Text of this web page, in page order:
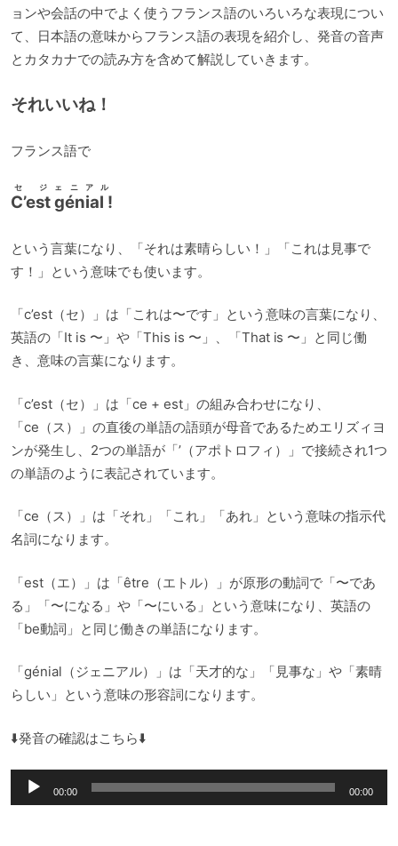
ョンや会話の中でよく使うフランス語のいろいろな表現につい
て、日本語の意味からフランス語の表現を紹介し、発音の音声
とカタカナでの読み方を含めて解説していきます。
それいいね！
フランス語で
C’est génial !
セ ジェニアル
という言葉になり、「それは素晴らしい！」「これは見事で
す！」という意味でも使います。
「c’est（セ）」は「これは〜です」という意味の言葉になり、
英語の「It is 〜」や「This is 〜」、「That is 〜」と同じ働
き、意味の言葉になります。
「c’est（セ）」は「ce + est」の組み合わせになり、
「ce（ス）」の直後の単語の語頭が母音であるためエリズィヨ
ンが発生し、2つの単語が「’（アポトロフィ）」で接続され1つ
の単語のように表記されています。
「ce（ス）」は「それ」「これ」「あれ」という意味の指示代
名詞になります。
「est（エ）」は「être（エトル）」が原形の動詞で「〜であ
る」「〜になる」や「〜にいる」という意味になり、英語の
「be動詞」と同じ働きの単語になります。
「génial（ジェニアル）」は「天才的な」「見事な」や「素晴
らしい」という意味の形容詞になります。
⬇️発音の確認はこちら⬇️
声
00:00 00:00